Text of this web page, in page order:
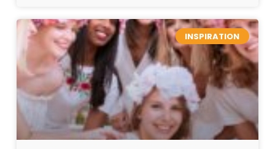
INSPIRATION